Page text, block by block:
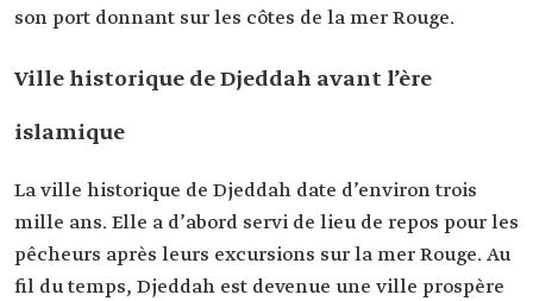
son port donnant sur les côtes de la mer Rouge.
Ville historique de Djeddah avant l’ère
islamique
La ville historique de Djeddah date d’environ trois
mille ans. Elle a d’abord servi de lieu de repos pour les
pêcheurs après leurs excursions sur la mer Rouge. Au
fil du temps, Djeddah est devenue une ville prospère